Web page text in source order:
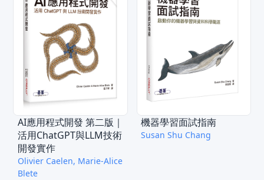
AI應用程式開發 第二版｜
活用ChatGPT與LLM技術
開發實作
Olivier Caelen, Marie-Alice
Blete
機器學習面試指南
Susan Shu Chang